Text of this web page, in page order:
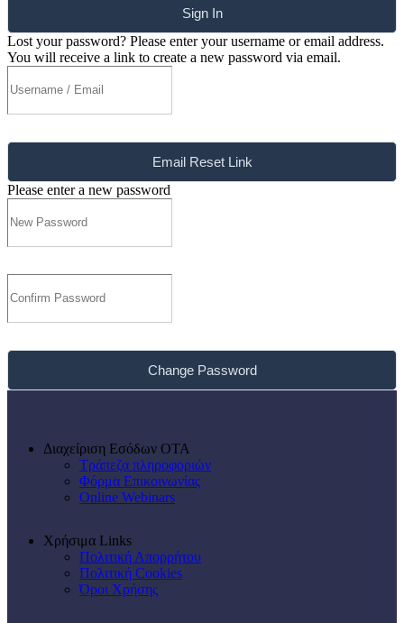
Sign In
Lost your password? Please enter your username or email address.
You will receive a link to create a new password via email.
Email Reset Link
Please enter a new password
Change Password
Διαχείριση Εσόδων ΟΤΑ
Τράπεζα πληροφοριών
Φόρμα Επικοινωνίας
Online Webinars
Χρήσιμα Links
Πολιτική Απορρήτου
Πολιτική Cookies
Όροι Χρήσης